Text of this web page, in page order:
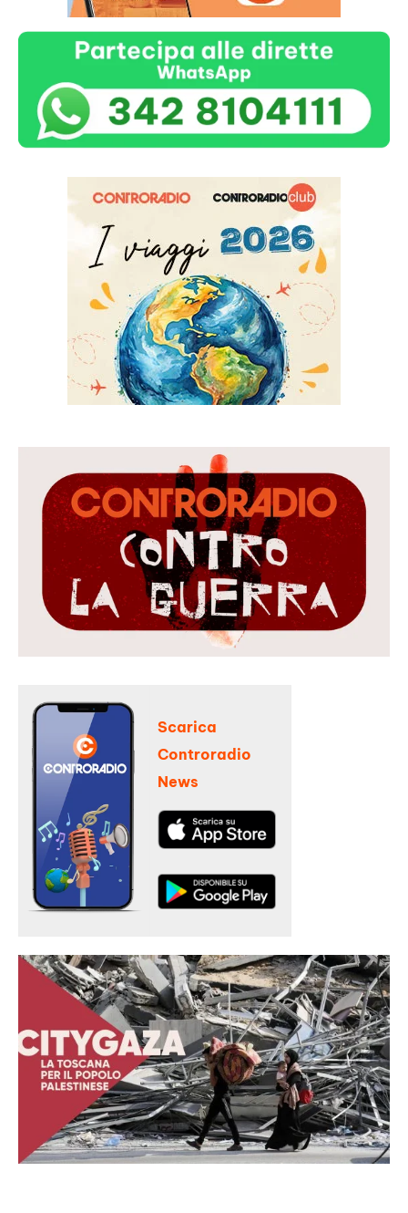
Scarica
Controradio
News